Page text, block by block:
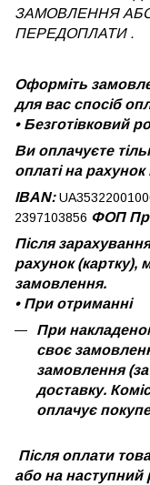
ЗАМОВЛЕННЯ
ПЕРЕДОПЛАТИ .
Оформіть
для вас спосіб
• Безготівковий
Ви оплачуєте
оплаті на рахунок
IBAN:
2397103856 ФОП
Після
рахунок
замовлення.
•При отриманні
При
своє
замовлення
доставку.
оплачує
Після оплати
або на наступний